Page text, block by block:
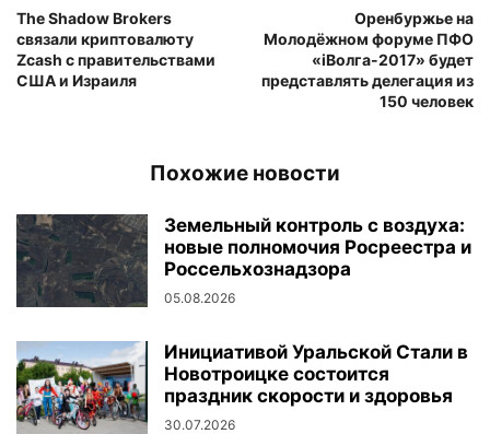
The Shadow Brokers
связали криптовалюту
Zcash c правительствами
США и Израиля
Оренбуржье на
Молодёжном форуме ПФО
«iВолга-2017» будет
представлять делегация из
150 человек
Похожие новости
Земельный контроль с воздуха:
новые полномочия Росреестра и
Россельхознадзора
05.08.2026
Инициативой Уральской Стали в
Новотроицке состоится
праздник скорости и здоровья
30.07.2026